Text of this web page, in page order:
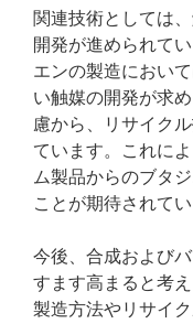
関連技術としては
開発が進められて
エンの製造におい
い触媒の開発が求
慮から、リサイク
ています。これに
ム製品からのブタ
ことが期待されてい
今後、合成および
すます高まると考
製造方法やリサイ